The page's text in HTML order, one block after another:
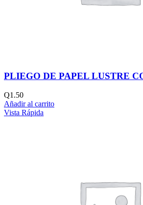
PLIEGO DE PAPEL LUSTRE
Q1.50
Añadir al carrito
Vista Rápida